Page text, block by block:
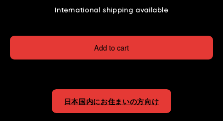
International shipping available
Add to cart
日本国内にお住まいの方向け